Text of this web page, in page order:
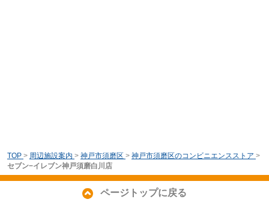
TOP > 周辺施設案内 > 神戸市須磨区 > 神戸市須磨区のコンビニエンスストア >
セブン−イレブン神戸須磨白川店
ページトップに戻る